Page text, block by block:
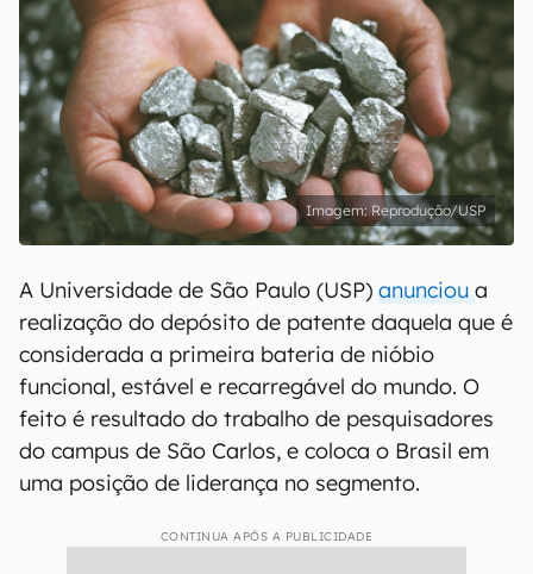
Reprodução/USP
A Universidade de São Paulo (USP) anunciou a
realização do depósito de patente daquela que é
considerada a primeira bateria de nióbio
funcional, estável e recarregável do mundo. O
feito é resultado do trabalho de pesquisadores
do campus de São Carlos, e coloca o Brasil em
uma posição de liderança no segmento.
CONTINUA APÓS A PUBLICIDADE